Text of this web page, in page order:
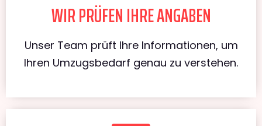
WIR PRÜFEN IHRE ANGABEN
Unser Team prüft Ihre Informationen, um
Ihren Umzugsbedarf genau zu verstehen.